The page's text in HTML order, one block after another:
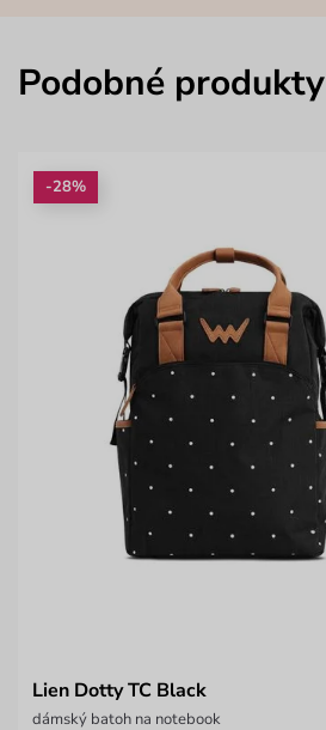
Podobné produkty
-28%
Lien Dotty TC Black
dámský batoh na notebook